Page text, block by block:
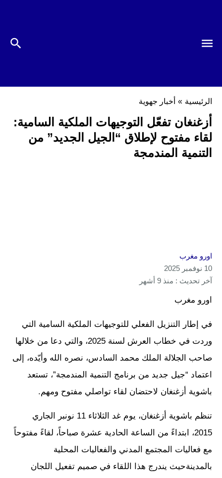
الرئيسية » أخبار جهوية
أزغنغان تفعّل التوجيهات الملكية السامية:
لقاء مفتوح لإطلاق “الجيل الجديد” من
التنمية المندمجة
اورو مغرب
10 نوفمبر 2025
آخر تحديث : منذ 9 أشهر
اورو مغرب
في إطار التنزيل الفعلي للتوجيهات الملكية السامية التي
وردت في خطاب العرش لسنة 2025، والتي دعا من خلالها
صاحب الجلالة الملك محمد السادس، نصره الله وأيّده، إلى
اعتماد “جيل جديد من برنامج التنمية المندمجة”، تستعد
باشوية أزغنغان لاحتضان لقاء تواصلي مفتوح ومهم.
تنظم باشوية أزغنغان، يوم غد الثلاثاء 11 نونبر الجاري
2015، ابتداءً من الساعة الحادية عشرة صباحاً، لقاءً مفتوحاً
مع فعاليات المجتمع المدني والفعاليات المحلية
بالمدينةحيث يندرج هذا اللقاء في صميم تفعيل اللجان